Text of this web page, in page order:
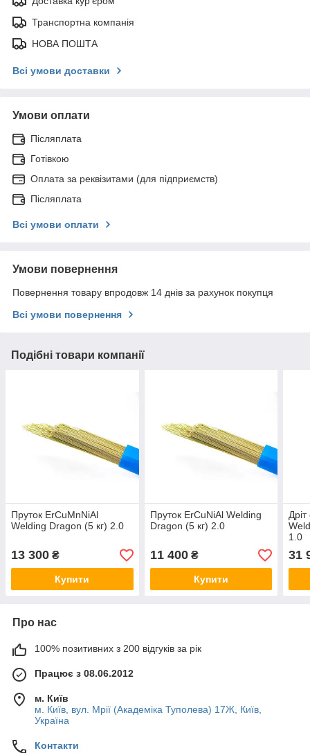
Транспортна компанія
НОВА ПОШТА
Всі умови доставки
Умови оплати
Післяплата
Готівкою
Оплата за реквізитами (для підприємств)
Післяплата
Всі умови оплати
Умови повернення
Повернення товару впродовж 14 днів за рахунок покупця
Всі умови повернення
Подібні товари компанії
Пруток ErCuMnNiAl
Welding Dragon (5 кг) 2.0
13 300 ₴
Купити
Пруток ErCuNiAl Welding
Dragon (5 кг) 2.0
11 400₴
Купити
1.0
31
Про нас
100% позитивних з 200 відгуків за рік
Працює з 08.06.2012
м. Київ
м. Київ, вул. Мрії (Академіка Туполева) 17Ж, Київ,
Україна
Контакти